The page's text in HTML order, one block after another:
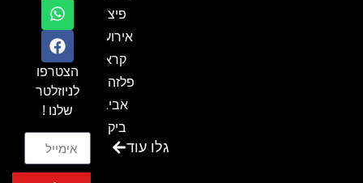
פיצ'ר
אירועים
קראון
פלזה תל
אביב-
ביקור
בכנסגלו עוד
הצטרפו
לניוזלטר
שלנו !